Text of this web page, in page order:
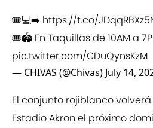
🎟💻➡️ https://t.co/
🎟🏟 En Taquillas de 10AM a
pic.twitter.com/CDuQynsKzM
— CHIVAS (@Chivas) July 14,
El conjunto rojiblanco
Estadio Akron el próximo